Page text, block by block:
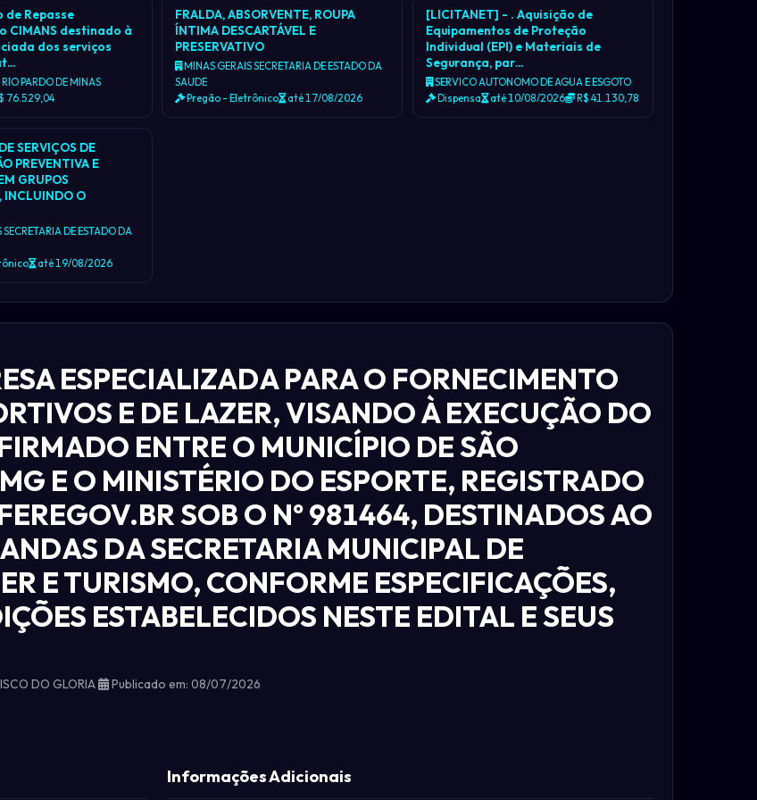
Repasse
CIMANS destinado à
dos serviços
PARDO DE MINAS
76.529,04
FRALDA, ABSORVENTE, ROUPA
ÍNTIMA DESCARTÁVEL E
PRESERVATIVO
MINAS GERAIS SECRETARIA DE ESTADO DA
SAUDE
Pregão - Eletrônico até 17/08/2026
[LICITANET] - . Aquisição de
Equipamentos de Proteção
Individual (EPI) e Materiais de
Segurança, par…
SERVICO AUTONOMO DE AGUA E ESGOTO
Dispensa
até 10/08/2026 R$ 41.130,78
SERVIÇOS DE
PREVENTIVA E
GRUPOS
INCLUINDO O
DE ESTADO DA
até 19/08/2026
ESPECIALIZADA PARA O FORNECIMENTO
E DE LAZER, VISANDO À EXECUÇÃO DO
ENTRE O MUNICÍPIO DE SÃO
E O MINISTÉRIO DO ESPORTE, REGISTRADO
SOB O Nº 981464, DESTINADOS AO
DA SECRETARIA MUNICIPAL DE
E TURISMO, CONFORME ESPECIFICAÇÕES,
ESTABELECIDOS NESTE EDITAL E SEUS
DO GLORIA Publicado em: 08/07/2026
Informações Adicionais